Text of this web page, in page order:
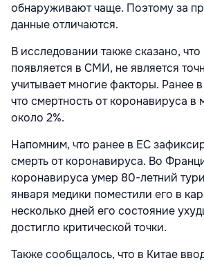
обнаруживают чаще. Поэтому за
данные отличаются.
В исследовании также сказано,
появляется в СМИ, не является
учитывает многие факторы. Ранее
что смертность от коронавируса в
около 2%.
Напомним, что ранее в ЕС
смерть от коронавируса. Во
коронавируса умер 80-летний
января медики поместили его в
несколько дней его состояние
достигло критической точки.
Также сообщалось, что в Китае